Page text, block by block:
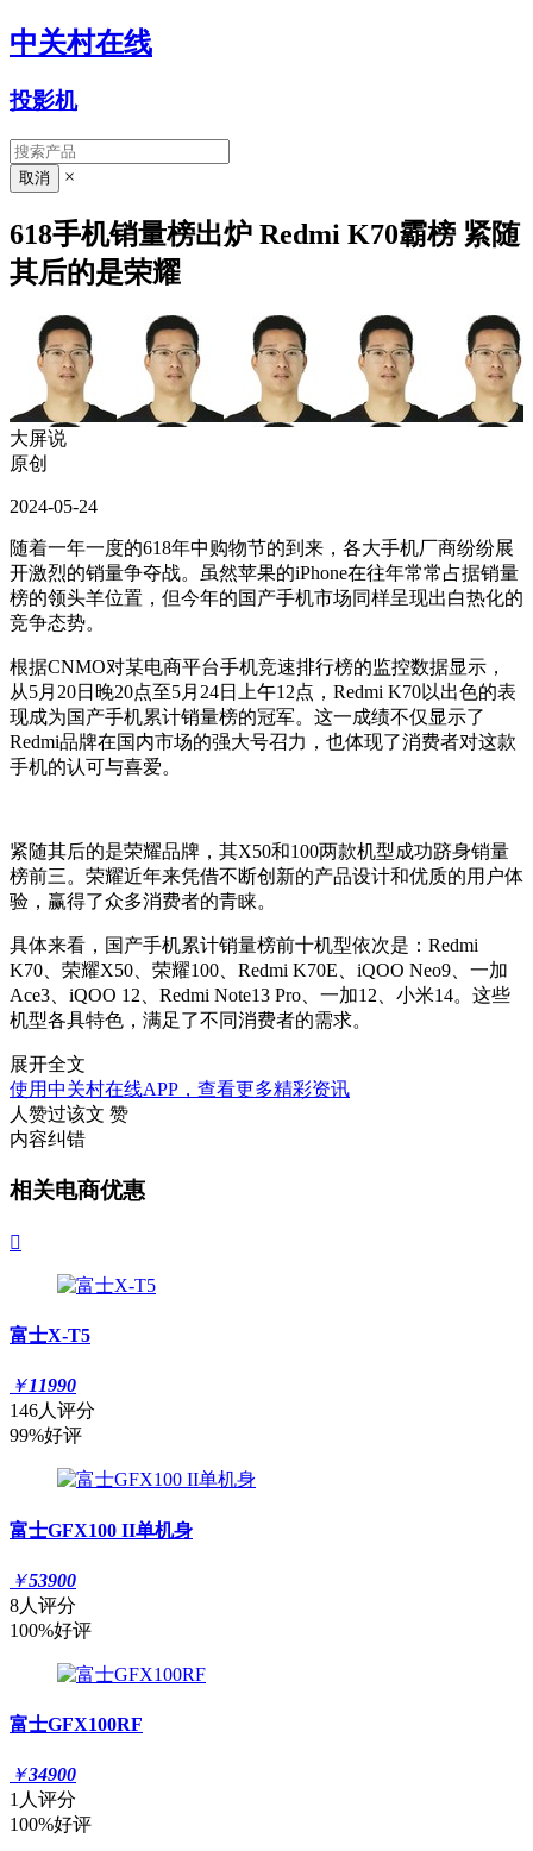
中关村在线
投影机
×
618手机销量榜出炉 Redmi K70霸榜 紧随
其后的是荣耀
大屏说
原创
2024-05-24
随着一年一度的618年中购物节的到来，各大手机厂商纷纷展
开激烈的销量争夺战。虽然苹果的iPhone在往年常常占据销量
榜的领头羊位置，但今年的国产手机市场同样呈现出白热化的
竞争态势。
根据CNMO对某电商平台手机竞速排行榜的监控数据显示，
从5月20日晚20点至5月24日上午12点，Redmi K70以出色的表
现成为国产手机累计销量榜的冠军。这一成绩不仅显示了
Redmi品牌在国内市场的强大号召力，也体现了消费者对这款
手机的认可与喜爱。
紧随其后的是荣耀品牌，其X50和100两款机型成功跻身销量
榜前三。荣耀近年来凭借不断创新的产品设计和优质的用户体
验，赢得了众多消费者的青睐。
具体来看，国产手机累计销量榜前十机型依次是：Redmi
K70、荣耀X50、荣耀100、Redmi K70E、iQOO Neo9、一加
Ace3、iQOO 12、Redmi Note13 Pro、一加12、小米14。这些
机型各具特色，满足了不同消费者的需求。
展开全文
使用中关村在线APP，查看更多精彩资讯
人赞过该文 赞
内容纠错
相关电商优惠

富士X-T5
￥11990
146人评分
99%好评
富士GFX100 II单机身
￥53900
8人评分
100%好评
富士GFX100RF
￥34900
1人评分
100%好评